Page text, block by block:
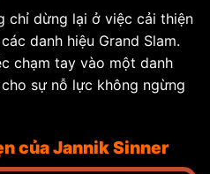
chỉ dừng lại ở việc cải thiện
danh hiệu Grand Slam.
chạm tay vào một danh
sự nỗ lực không ngừng
của Jannik Sinner